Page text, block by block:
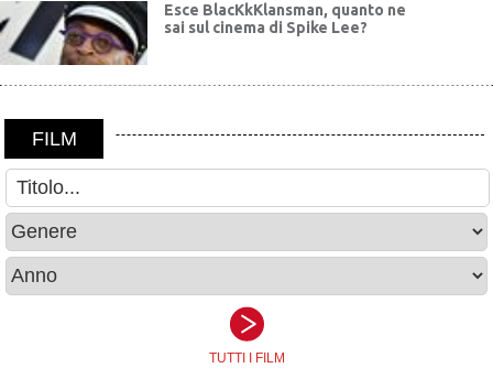
Esce BlacKkKlansman, quanto ne
sai sul cinema di Spike Lee?